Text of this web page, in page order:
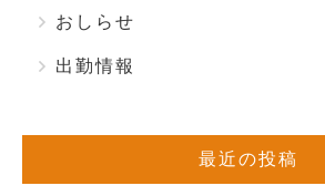
おしらせ
出勤情報
最近の投稿